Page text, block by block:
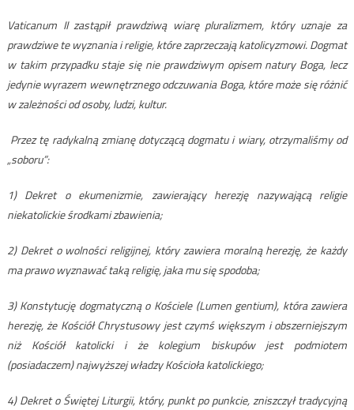
Vaticanum II zastąpił prawdziwą wiarę pluralizmem, który uznaje za
prawdziwe te wyznania i religie, które zaprzeczają katolicyzmowi. Dogmat
w takim przypadku staje się nie prawdziwym opisem natury Boga, lecz
jedynie wyrazem wewnętrznego odczuwania Boga, które może się różnić
w zależności od osoby, ludzi, kultur.
Przez tę radykalną zmianę dotyczącą dogmatu i wiary, otrzymaliśmy od
„soboru”:
1) Dekret o ekumenizmie, zawierający herezję nazywającą religie
niekatolickie środkami zbawienia;
2) Dekret o wolności religijnej, który zawiera moralną herezję, że każdy
ma prawo wyznawać taką religię, jaka mu się spodoba;
3) Konstytucję dogmatyczną o Kościele (Lumen gentium), która zawiera
herezję, że Kościół Chrystusowy jest czymś większym i obszerniejszym
niż Kościół katolicki i że kolegium biskupów jest podmiotem
(posiadaczem) najwyższej władzy Kościoła katolickiego;
4) Dekret o Świętej Liturgii, który, punkt po punkcie, zniszczył tradycyjną